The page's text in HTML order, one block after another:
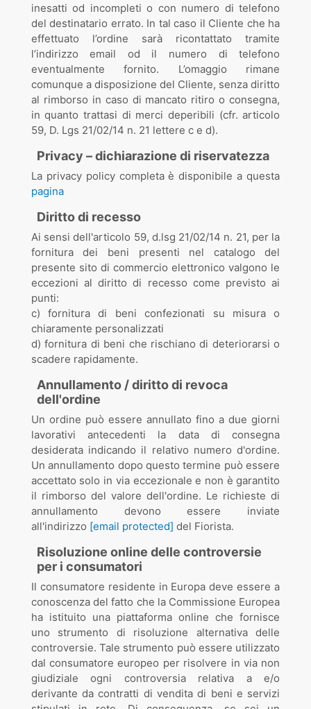
inesatti od incompleti o con numero di telefono
del destinatario errato. In tal caso il Cliente che ha
effettuato l’ordine sarà ricontattato tramite
l’indirizzo email od il numero di telefono
eventualmente fornito. L’omaggio rimane
comunque a disposizione del Cliente, senza diritto
al rimborso in caso di mancato ritiro o consegna,
in quanto trattasi di merci deperibili (cfr. articolo
59, D. Lgs 21/02/14 n. 21 lettere c e d).
Privacy – dichiarazione di riservatezza
La privacy policy completa è disponibile a questa
pagina
Diritto di recesso
Ai sensi dell'articolo 59, d.lsg 21/02/14 n. 21, per la
fornitura dei beni presenti nel catalogo del
presente sito di commercio elettronico valgono le
eccezioni al diritto di recesso come previsto ai
punti:
c) fornitura di beni confezionati su misura o
chiaramente personalizzati
d) fornitura di beni che rischiano di deteriorarsi o
scadere rapidamente.
Annullamento / diritto di revoca
dell'ordine
Un ordine può essere annullato fino a due giorni
lavorativi antecedenti la data di consegna
desiderata indicando il relativo numero d'ordine.
Un annullamento dopo questo termine può essere
accettato solo in via eccezionale e non è garantito
il rimborso del valore dell'ordine. Le richieste di
annullamento devono essere inviate
all'indirizzo [email protected] del Fiorista.
Risoluzione online delle controversie
per i consumatori
Il consumatore residente in Europa deve essere a
conoscenza del fatto che la Commissione Europea
ha istituito una piattaforma online che fornisce
uno strumento di risoluzione alternativa delle
controversie. Tale strumento può essere utilizzato
dal consumatore europeo per risolvere in via non
giudiziale ogni controversia relativa a e/o
derivante da contratti di vendita di beni e servizi